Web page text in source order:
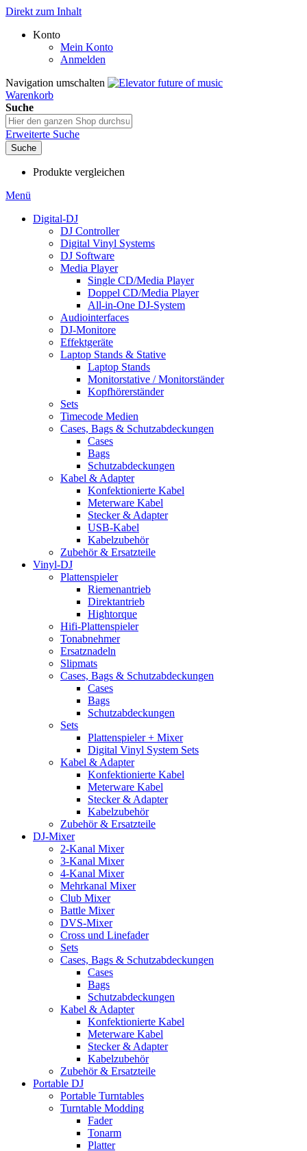
Direkt zum Inhalt
Konto
Mein Konto
Anmelden
Navigation umschalten
Warenkorb
Suche
Erweiterte Suche
Suche
Produkte vergleichen
Menü
Digital-DJ
DJ Controller
Digital Vinyl Systems
DJ Software
Media Player
Single CD/Media Player
Doppel CD/Media Player
All-in-One DJ-System
Audiointerfaces
DJ-Monitore
Effektgeräte
Laptop Stands & Stative
Laptop Stands
Monitorstative / Monitorständer
Kopfhörerständer
Sets
Timecode Medien
Cases, Bags & Schutzabdeckungen
Cases
Bags
Schutzabdeckungen
Kabel & Adapter
Konfektionierte Kabel
Meterware Kabel
Stecker & Adapter
USB-Kabel
Kabelzubehör
Zubehör & Ersatzteile
Vinyl-DJ
Plattenspieler
Riemenantrieb
Direktantrieb
Hightorque
Hifi-Plattenspieler
Tonabnehmer
Ersatznadeln
Slipmats
Cases, Bags & Schutzabdeckungen
Cases
Bags
Schutzabdeckungen
Sets
Plattenspieler + Mixer
Digital Vinyl System Sets
Kabel & Adapter
Konfektionierte Kabel
Meterware Kabel
Stecker & Adapter
Kabelzubehör
Zubehör & Ersatzteile
DJ-Mixer
2-Kanal Mixer
3-Kanal Mixer
4-Kanal Mixer
Mehrkanal Mixer
Club Mixer
Battle Mixer
DVS-Mixer
Cross und Linefader
Sets
Cases, Bags & Schutzabdeckungen
Cases
Bags
Schutzabdeckungen
Kabel & Adapter
Konfektionierte Kabel
Meterware Kabel
Stecker & Adapter
Kabelzubehör
Zubehör & Ersatzteile
Portable DJ
Portable Turntables
Turntable Modding
Fader
Tonarm
Platter